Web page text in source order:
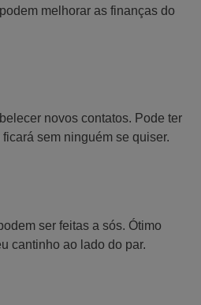
melhorar as finanças do
novos contatos. Pode ter
sem ninguém se quiser.
ser feitas a sós. Ótimo
cantinho ao lado do par.